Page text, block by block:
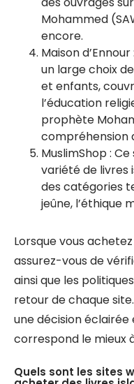
Mohammed
encore.
Maison
un large choix
et enfants,
l’éducation
prophète
compréhension
MuslimShop :
variété de livres
des catégories
jeûne, l’éthique
Lorsque vous
assurez-vous de
ainsi que les
retour de chaque
une décision
correspond le mieux
Quels sont les sites